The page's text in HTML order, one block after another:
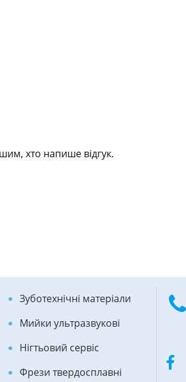
хто напише відгук.
Зуботехнічні матеріали
Мийки ультразвукові
Нігтьовий сервіс
Фрези твердосплавні